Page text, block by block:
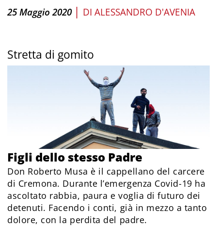
25 Maggio 2020 | DI ALESSANDRO D'AVENIA
Stretta di gomito
Figli dello stesso Padre
Don Roberto Musa è il cappellano del carcere
di Cremona. Durante l’emergenza Covid-19 ha
ascoltato rabbia, paura e voglia di futuro dei
detenuti. Facendo i conti, già in mezzo a tanto
dolore, con la perdita del padre.